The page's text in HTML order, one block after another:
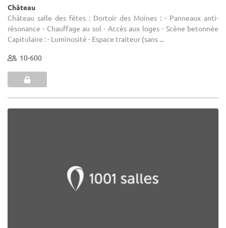
Château
Château salle des fêtes : Dortoir des Moines : - Panneaux anti-
résonance - Chauffage au sol - Accès aux loges - Scène betonnée
Capitulaire : - Luminosité - Espace traiteur (sans ...
10-600